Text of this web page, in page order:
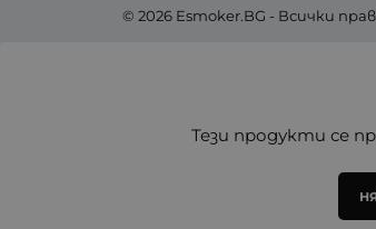
© 2026 Esmoker.BG - Всички
Тези продукти се